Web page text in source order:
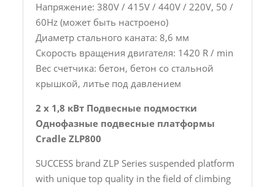
Напряжение: 380V / 415V / 440V / 220V, 50 /
60Hz (может быть настроено)
Диаметр стального каната: 8,6 мм
Скорость вращения двигателя: 1420 R / min
Вес счетчика: бетон, бетон со стальной
крышкой, литье под давлением
2 x 1,8 кВт Подвесные подмостки
Однофазные подвесные платформы
Cradle ZLP800
SUCCESS brand ZLP Series suspended platform
with unique top quality in the field of climbing